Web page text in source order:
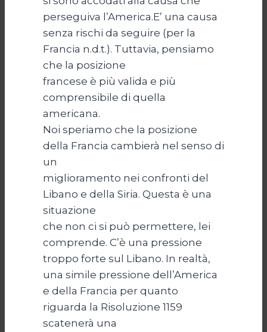
perseguiva l’America.E’ una causa
senza rischi da seguire (per la
Francia n.d.t.). Tuttavia, pensiamo
che la posizione
francese è più valida e più
comprensibile di quella
americana.
Noi speriamo che la posizione
della Francia cambierà nel senso di
un
miglioramento nei confronti del
Libano e della Siria. Questa è una
situazione
che non ci si può permettere, lei
comprende. C’è una pressione
troppo forte sul Libano. In realtà,
una simile pressione dell’America
e della Francia per quanto
riguarda la Risoluzione 1159
scatenerà una